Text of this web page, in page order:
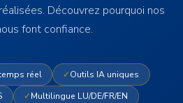
Découvrez pourquoi nos
font confiance.
réel ✓Outils IA uniques
✓Multilingue LU/DE/FR/EN